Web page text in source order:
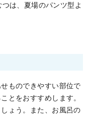
は、夏場のパンツ型よ
ものできやすい部位で
とをおすすめします。
ょう。また、お風呂の